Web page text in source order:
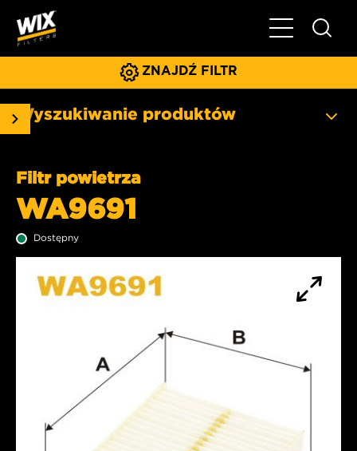
Pokaż/ukryj
ZNAJDŹ FILTR
Wyszukiwanie produktów
Filtr powietrza
WA9691
Dostępny